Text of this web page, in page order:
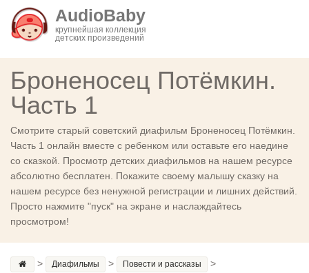
AudioBaby
крупнейшая коллекция
детских произведений
Броненосец Потёмкин.
Часть 1
Смотрите старый советский диафильм Броненосец Потёмкин.
Часть 1 онлайн вместе с ребенком или оставьте его наедине
со сказкой. Просмотр детских диафильмов на нашем ресурсе
абсолютно бесплатен. Покажите своему малышу сказку на
нашем ресурсе без ненужной регистрации и лишних действий.
Просто нажмите "пуск" на экране и наслаждайтесь
просмотром!
> Диафильмы > Повести и рассказы >